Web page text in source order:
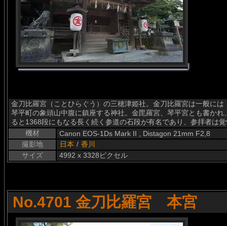
金刀比羅宮（ことひらぐう）の三穂津姫社。金刀比羅宮は一般に
琴平町の象頭山中腹に鎮座する神社。金毘羅宮、琴平宮とも書か
ると1368段にもなる長く続く参道の石段が有名であり、参拝者は
機材
Canon EOS-1Ds Mark II , Distagon 21mm F2,8
撮影地
日本 / 香川
サイズ
4992 x 3328ピクセル
No.4701 金刀比羅宮 本宮